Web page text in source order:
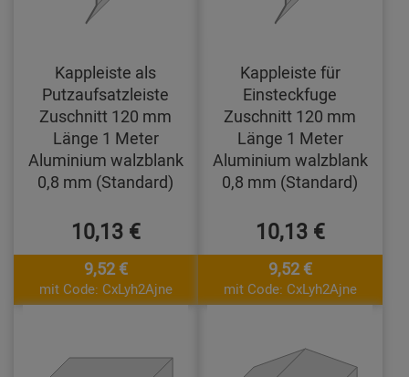
Kappleiste als
Putzaufsatzleiste
Zuschnitt 120 mm
Länge 1 Meter
Aluminium walzblank
0,8 mm (Standard)
10,13 €
9,52 €
mit Code: CxLyh2Ajne
Kappleiste für
Einsteckfuge
Zuschnitt 120 mm
Länge 1 Meter
Aluminium walzblank
0,8 mm (Standard)
10,13 €
9,52 €
mit Code: CxLyh2Ajne